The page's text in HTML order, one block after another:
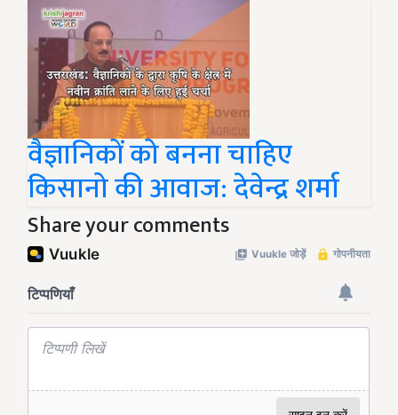
वैज्ञानिकों को बनना चाहिए
किसानो की आवाज: देवेन्द्र शर्मा
Share your comments